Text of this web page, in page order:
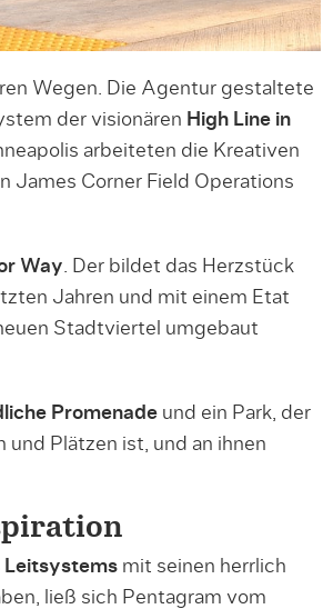
Wegen. Die Agentur gestaltete
der visionären High Line in
arbeiteten die Kreativen
James Corner Field Operations
Way. Der bildet das Herzstück
Jahren und mit einem Etat
Stadtviertel umgebaut
Promenadeund ein Park, der
Plätzen ist, und an ihnen
Leitsystemsmit seinen herrlich
ließ sich Pentagram vom